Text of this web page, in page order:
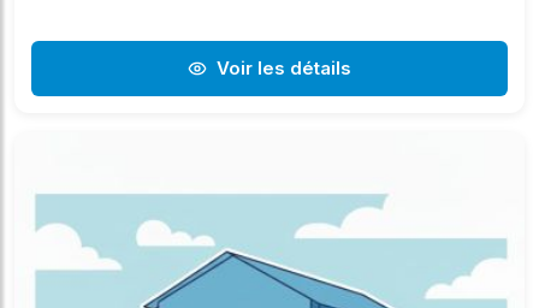
Voir les détails